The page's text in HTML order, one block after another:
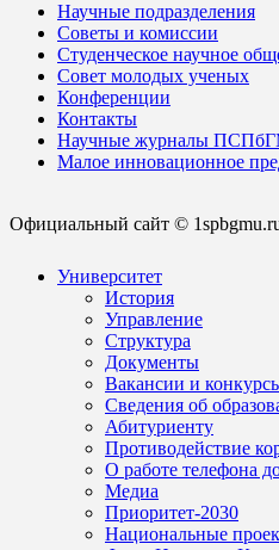
Научные подразделения
Советы и комиссии
Студенческое научное
Совет молодых ученых
Конференции
Контакты
Научные журналы
Малое инновационное
Официальный сайт ©
Университет
История
Управление
Структура
Документы
Вакансии и
Сведения об
Абитуриенту
Противодействие
О работе телефона
Медиа
Приоритет-2030
Национальные